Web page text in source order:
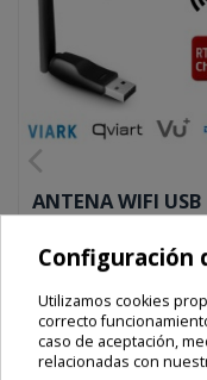
ANTENA WIFI USB
RT5370
29,00 €
Envío e impuestos
Configuración
Utilizamos cookies
correcto
caso de aceptación,
relacionadas con